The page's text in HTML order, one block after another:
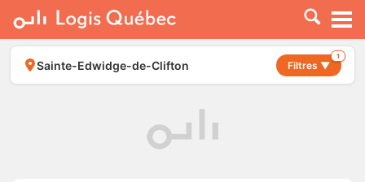
À LOUER
À VENDRE
PLACER UNE ANNONCE
Sainte-Edwidge-de-Clifton Filtres ▼
1